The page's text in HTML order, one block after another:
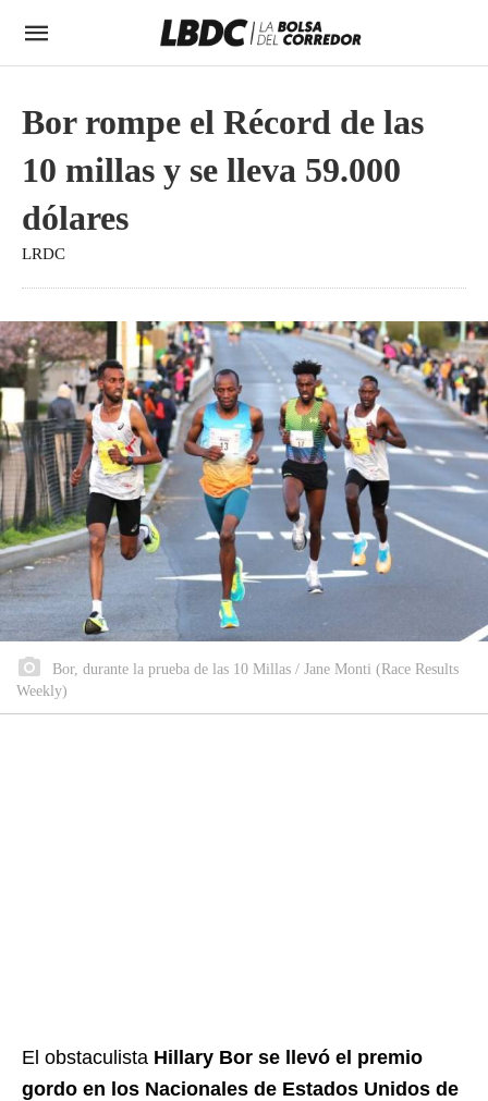
Bor rompe el Récord de las
10 millas y se lleva 59.000
dólares
LRDC
Bor, durante la prueba de las 10 Millas / Jane Monti (Race Results
Weekly)
El obstaculista Hillary Bor se llevó el premio
gordo en los Nacionales de Estados Unidos de